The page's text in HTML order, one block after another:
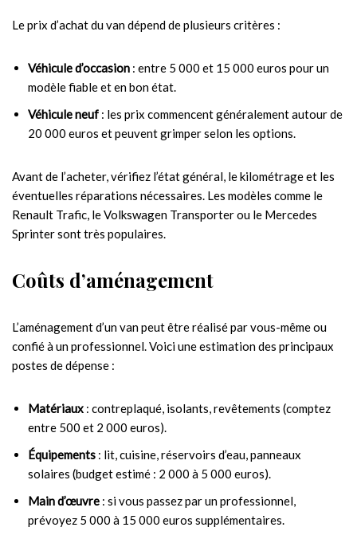
Le prix d’achat du van dépend de plusieurs critères :
Véhicule d’occasion : entre 5 000 et 15 000 euros pour un
modèle fiable et en bon état.
Véhicule neuf : les prix commencent généralement autour de
20 000 euros et peuvent grimper selon les options.
Avant de l’acheter, vérifiez l’état général, le kilométrage et les
éventuelles réparations nécessaires. Les modèles comme le
Renault Trafic, le Volkswagen Transporter ou le Mercedes
Sprinter sont très populaires.
Coûts d’aménagement
L’aménagement d’un van peut être réalisé par vous-même ou
confié à un professionnel. Voici une estimation des principaux
postes de dépense :
Matériaux : contreplaqué, isolants, revêtements (comptez
entre 500 et 2 000 euros).
Équipements : lit, cuisine, réservoirs d’eau, panneaux
solaires (budget estimé : 2 000 à 5 000 euros).
Main d’œuvre : si vous passez par un professionnel,
prévoyez 5 000 à 15 000 euros supplémentaires.